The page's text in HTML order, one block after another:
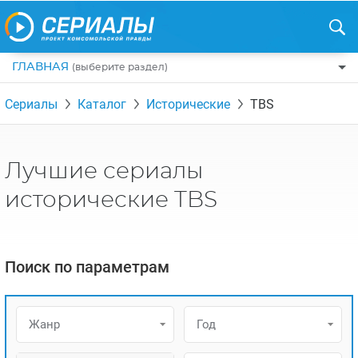
ГЛАВНАЯ (выберите раздел)
ПО ЖАНРАМ
КОМЕДИИ
УЖАСЫ
БОЕВИКИ
ФЭНТЕЗИ
ДЕТЕКТИВЫ
КРИМИНАЛ
ТУРЦИЯ
КАНАДА
РЕЦЕНЗИИ
АЗИАТСКИЕ СЕРИАЛЫ
ИНТЕРВЬЮ
Сериалы Каталог Исторические TBS
Лучшие сериалы
исторические TBS
Поиск по параметрам
Жанр Год